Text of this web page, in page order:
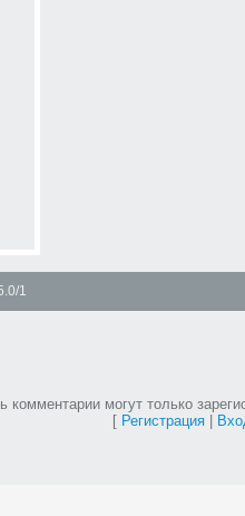
/1
комментарии могут только
[ Регистрация|